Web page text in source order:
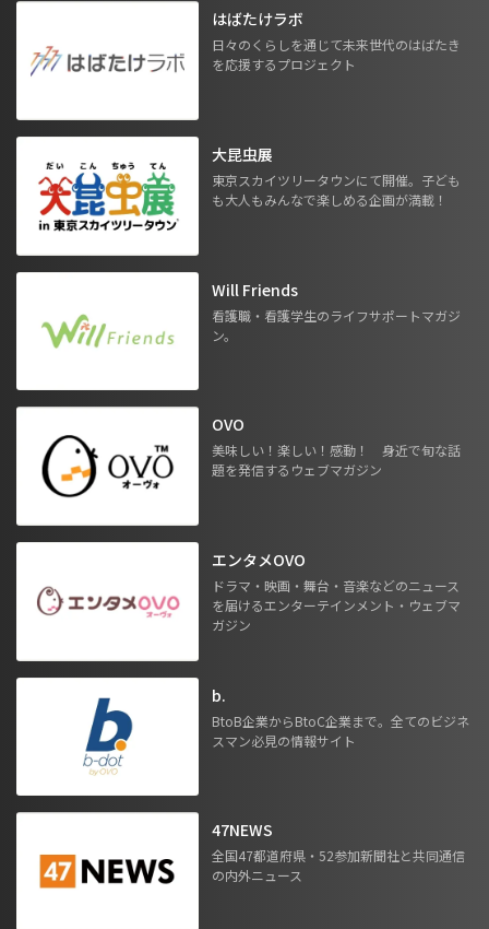
はばたけラボ
日々のくらしを通じて未来世代のはばたき
を応援するプロジェクト
大昆虫展
東京スカイツリータウンにて開催。子ども
も大人もみんなで楽しめる企画が満載！
Will Friends
看護職・看護学生のライフサポートマガジ
ン。
OVO
美味しい！楽しい！感動！ 身近で旬な話
題を発信するウェブマガジン
エンタメOVO
ドラマ・映画・舞台・音楽などのニュース
を届けるエンターテインメント・ウェブマ
ガジン
b.
BtoB企業からBtoC企業まで。全てのビジネ
スマン必見の情報サイト
47NEWS
全国47都道府県・52参加新聞社と共同通信
の内外ニュース